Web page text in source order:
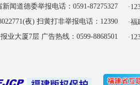
闻道德委举报电话：0591-87275327
夜) 扫黄打非举报电话：12390
业大厦7层 广告热线：0599-8868501
·